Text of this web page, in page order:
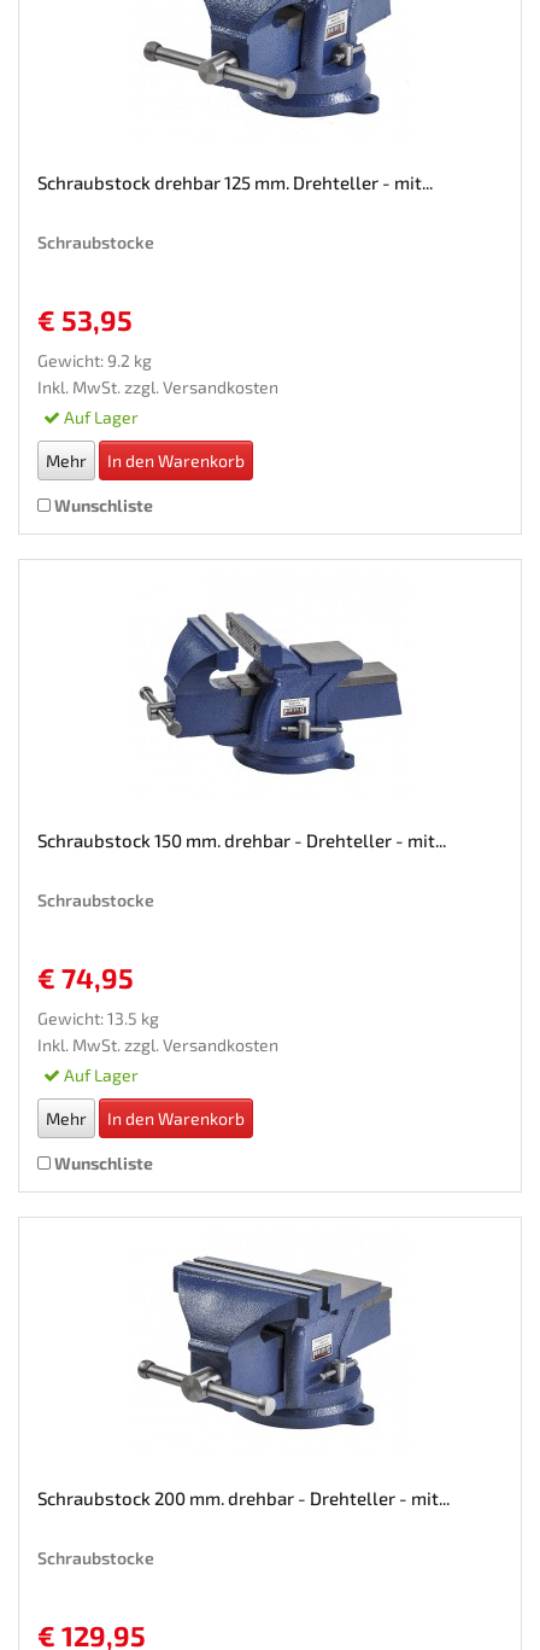
Schraubstock drehbar 125 mm. Drehteller - mit...
Schraubstocke
€ 53,95
Gewicht: 9.2 kg
Inkl. MwSt. zzgl. Versandkosten
Auf Lager
Mehr In den Warenkorb
Wunschliste
Schraubstock 150 mm. drehbar - Drehteller - mit...
Schraubstocke
€ 74,95
Gewicht: 13.5 kg
Inkl. MwSt. zzgl. Versandkosten
Auf Lager
Mehr In den Warenkorb
Wunschliste
Schraubstock 200 mm. drehbar - Drehteller - mit...
Schraubstocke
€ 129,95